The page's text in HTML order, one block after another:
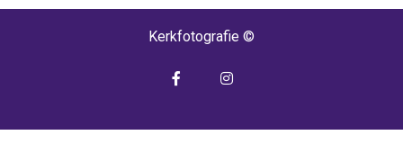
Kerkfotografie ©